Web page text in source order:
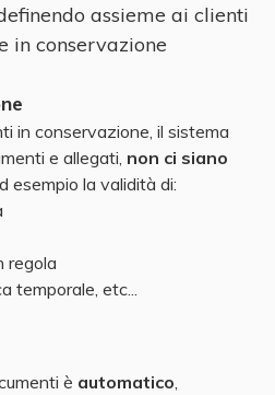
assieme ai clienti
in conservazione
in conservazione, il sistema
e allegati, non ci siano
esempio la validità di:
regola
temporale, etc...
è automatico,